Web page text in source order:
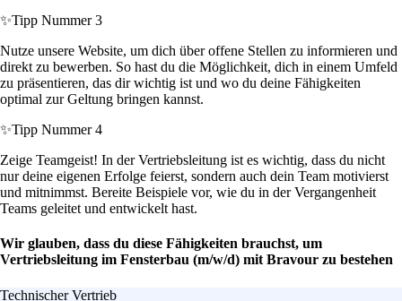
✨Tipp Nummer 3
Nutze unsere Website, um dich über offene Stellen zu informieren und
direkt zu bewerben. So hast du die Möglichkeit, dich in einem Umfeld
zu präsentieren, das dir wichtig ist und wo du deine Fähigkeiten
optimal zur Geltung bringen kannst.
✨Tipp Nummer 4
Zeige Teamgeist! In der Vertriebsleitung ist es wichtig, dass du nicht
nur deine eigenen Erfolge feierst, sondern auch dein Team motivierst
und mitnimmst. Bereite Beispiele vor, wie du in der Vergangenheit
Teams geleitet und entwickelt hast.
Wir glauben, dass du diese Fähigkeiten brauchst, um
Vertriebsleitung im Fensterbau (m/w/d) mit Bravour zu bestehen
Technischer Vertrieb